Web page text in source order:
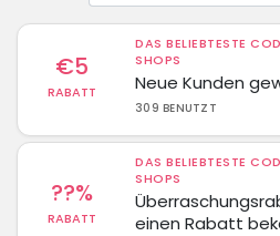
€5
RABATT
DAS BELIEBTESTE
SHOPS
Neue Kunden
309 BENUTZT
??%
RABATT
DAS BELIEBTESTE
SHOPS
einen Rabatt